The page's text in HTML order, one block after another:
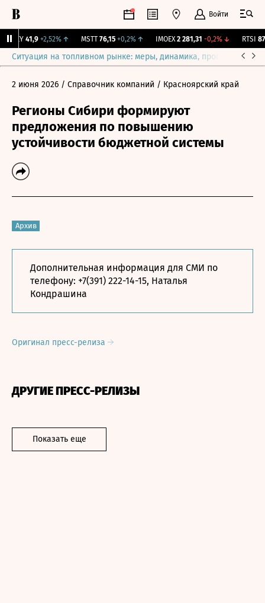
Войти
41,9 +2,52%↑ MSTT 76,15 +0,2%↑ IMOEX 2 281,31 -0,2%↓ RTSI
Ситуация на топливном рынке: меры, динамика, прогнозы
2 июня 2026 / Справочник компаний / Красноярский край
Регионы Сибири формируют
предложения по повышению
устойчивости бюджетной системы
Архив
Дополнительная информация для СМИ по
телефону: +7(391) 222-14-15, Наталья
Кондрашина
Оригинал пресс-релиза
ДРУГИЕ ПРЕСС-РЕЛИЗЫ
Показать еще